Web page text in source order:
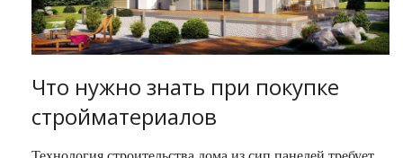
Что нужно знать при покупке
стройматериалов